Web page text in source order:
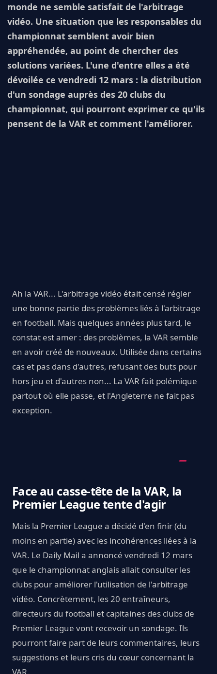
monde ne semble satisfait de l'arbitrage
vidéo. Une situation que les responsables du
championnat semblent avoir bien
appréhendée, au point de chercher des
solutions variées. L'une d'entre elles a été
dévoilée ce vendredi 12 mars : la distribution
d'un sondage auprès des 20 clubs du
championnat, qui pourront exprimer ce qu'ils
pensent de la VAR et comment l'améliorer.
Ah la VAR... L'arbitrage vidéo était censé régler
une bonne partie des problèmes liés à l'arbitrage
en football. Mais quelques années plus tard, le
constat est amer : des problèmes, la VAR semble
en avoir créé de nouveaux. Utilisée dans certains
cas et pas dans d'autres, refusant des buts pour
hors jeu et d'autres non... La VAR fait polémique
partout où elle passe, et l'Angleterre ne fait pas
exception.
Face au casse-tête de la VAR, la
Premier League tente d'agir
Mais la Premier League a décidé d'en finir (du
moins en partie) avec les incohérences liées à la
VAR. Le Daily Mail a annoncé vendredi 12 mars
que le championnat anglais allait consulter les
clubs pour améliorer l'utilisation de l'arbitrage
vidéo. Concrètement, les 20 entraîneurs,
directeurs du football et capitaines des clubs de
Premier League vont recevoir un sondage. Ils
pourront faire part de leurs commentaires, leurs
suggestions et leurs cris du cœur concernant la
VAR.